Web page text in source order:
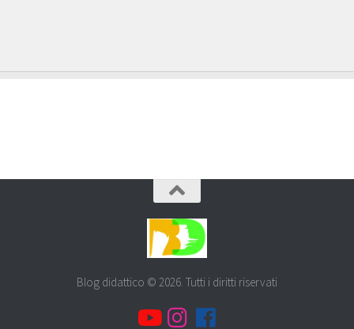
Blog didattico © 2026. Tutti i diritti riservati